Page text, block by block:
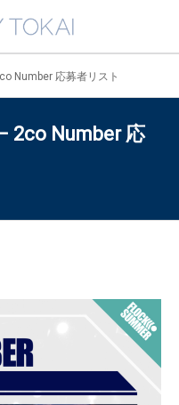
Number 応募者リスト
2co Number 応